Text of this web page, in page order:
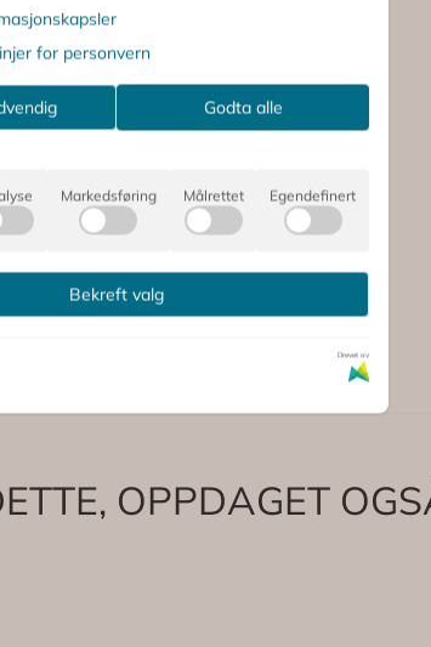
OPPDAGET
for personvern
Godta alle
Markedsføring Målrettet Egendefinert
Bekreft valg
Drevet av